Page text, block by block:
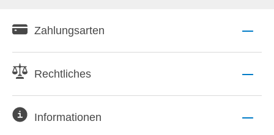
Zahlungsarten
Rechtliches
Informationen